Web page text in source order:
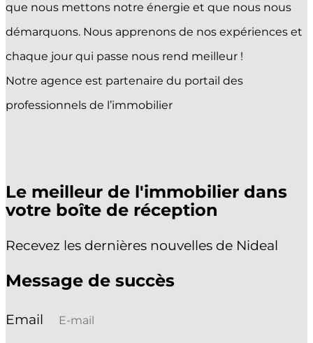
que nous mettons notre énergie et que nous nous
démarquons. Nous apprenons de nos expériences et
chaque jour qui passe nous rend meilleur !
Notre agence est partenaire du portail des
professionnels de l’immobilier
Le meilleur de l'immobilier dans
votre boîte de réception
Recevez les dernières nouvelles de Nideal
Message de succès